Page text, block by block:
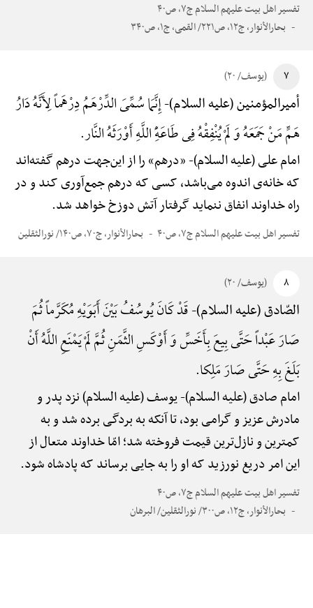
تفسیر اهل بیت علیهم السلام ج۷، ص۴۰
بحارالأنوار، ج۱۲، ص۲۲۱/ القمی، ج۱، ص۳۴۰
۷ (یوسف/ ۲۰)
أمیرالمؤمنین (علیه السلام)-إِنَّمَا سُمِّیَ الدِّرْهَمُ دِرْهَماً لِأَنَّهُ دَارُ
هَمٍّ مَنْ جَمَعَهُ وَ لَمْ یُنْفِقْهُ فِی طَاعَهًِْ اللَّهِ أَوْرَثَهُ النَّار.
امام علی (علیه السلام)-«درهم» را از این‌جهت درهم گفته‌اند
که خانه‌ی اندوه می‌باشد، کسی که درهم جمع‌آوری کند و در
راه خداوند انفاق ننماید گرفتار آتش دوزخ خواهد شد.
تفسیر اهل بیت علیهم السلام ج۷، ص۴۰ بحارالأنوار، ج۷۰، ص۱۴۰/ نورالثقلین
۸ (یوسف/ ۲۰)
الصّادق (علیه السلام)-قَدْ کَانَ یُوسُفُ بَیْنَ أَبَوَیْهِ مُکَرَّماً ثُمَ
صَارَ عَبْداً حَتَّی بِیعَ بِأَخَسِّ وَ أَوْکَسِ الثَّمَنِ ثُمَّ لَمْ یَمْنَعِ اللَّهُ أَنْ
بَلَغَ بِهِ حَتَّی صَارَ مَلِکا.
امام صادق (علیه السلام)-یوسف (علیه السلام) نزد پدر و
مادرش عزیز و گرامی بود، تا آنکه به بردگی برده شد و به
کمترین و نازل‌ترین قیمت فروخته شد؛ امّا خداوند متعال از
این امر دریغ نورزید که او را به جایی برساند که پادشاه شود.
تفسیر اهل بیت علیهم السلام ج۷، ص۴۰
بحارالأنوار، ج۱۲، ص۳۰۰/ نورالثقلین/ البرهان